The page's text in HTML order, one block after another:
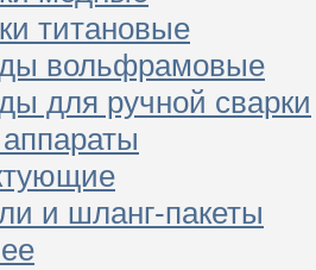
титановые
вольфрамовые
для ручной сварки
и шланг-пакеты